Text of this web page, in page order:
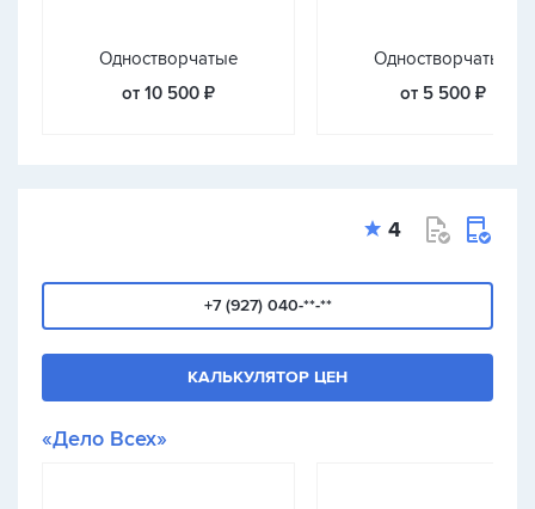
Одностворчатые
от 10 500 ₽
Одностворчатые
от 5 500 ₽
4
+7 (927) 040-**-**
КАЛЬКУЛЯТОР ЦЕН
«Дело Всех»